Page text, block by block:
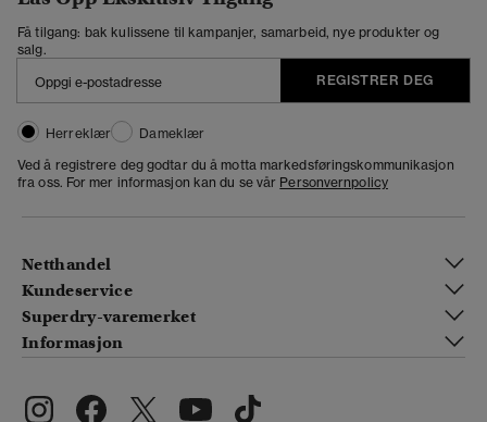
Få tilgang: bak kulissene til kampanjer, samarbeid, nye produkter og
salg.
REGISTRER DEG
Herreklær
Dameklær
Ved å registrere deg godtar du å motta markedsføringskommunikasjon
fra oss. For mer informasjon kan du se vår Personvernpolicy
Netthandel
Kundeservice
Superdry-varemerket
Informasjon